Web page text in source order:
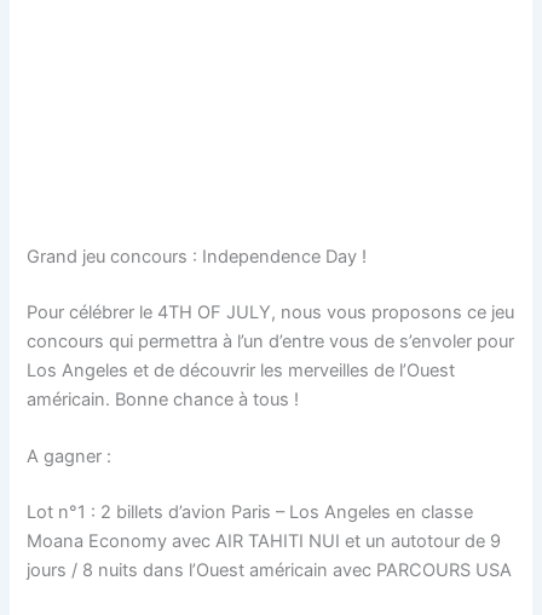
Grand jeu concours : Independence Day !
Pour célébrer le 4TH OF JULY, nous vous proposons ce jeu
concours qui permettra à l’un d’entre vous de s’envoler pour
Los Angeles et de découvrir les merveilles de l’Ouest
américain. Bonne chance à tous !
A gagner :
Lot n°1 : 2 billets d’avion Paris – Los Angeles en classe
Moana Economy avec AIR TAHITI NUI et un autotour de 9
jours / 8 nuits dans l’Ouest américain avec PARCOURS USA